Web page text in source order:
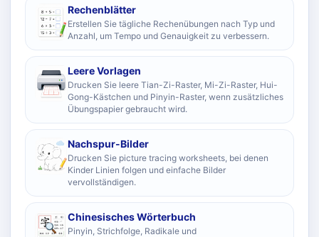
Rechenblätter
Erstellen Sie tägliche Rechenübungen nach Typ und
Anzahl, um Tempo und Genauigkeit zu verbessern.
Leere Vorlagen
Drucken Sie leere Tian-Zi-Raster, Mi-Zi-Raster, Hui-
Gong-Kästchen und Pinyin-Raster, wenn zusätzliches
Übungspapier gebraucht wird.
Nachspur-Bilder
Drucken Sie picture tracing worksheets, bei denen
Kinder Linien folgen und einfache Bilder
vervollständigen.
Chinesisches Wörterbuch
Pinyin, Strichfolge, Radikale und